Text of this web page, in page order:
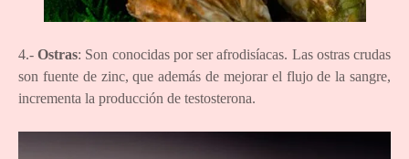
4.-Ostras: Son conocidas por ser afrodisíacas. Las ostras crudas
son fuente de zinc, que además de mejorar el flujo de la sangre,
incrementa la producción de testosterona.